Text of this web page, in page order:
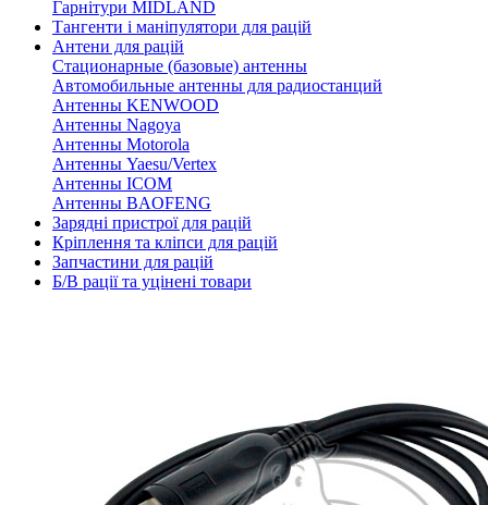
Гарнітури MIDLAND
Тангенти і маніпулятори для рацій
Антени для рацій
Стационарные (базовые) антенны
Автомобильные антенны для радиостанций
Антенны KENWOOD
Антенны Nagoya
Антенны Motorola
Антенны Yaesu/Vertex
Антенны ICOM
Антенны BAOFENG
Зарядні пристрої для рацій
Кріплення та кліпси для рацій
Запчастини для рацій
Б/В рації та уцінені товари